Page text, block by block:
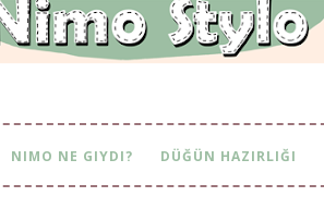
NIMO NE GIYDI? DÜĞÜN HAZIRLIĞI